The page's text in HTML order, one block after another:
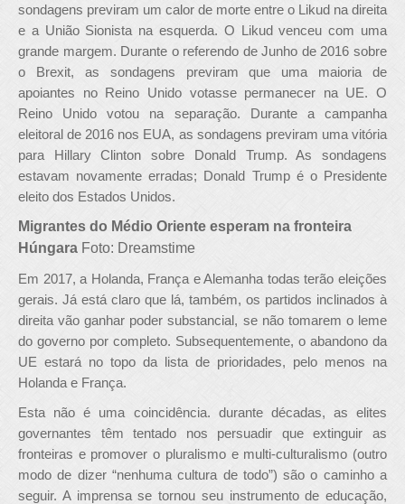
sondagens previram um calor de morte entre o Likud na direita
e a União Sionista na esquerda. O Likud venceu com uma
grande margem. Durante o referendo de Junho de 2016 sobre
o Brexit, as sondagens previram que uma maioria de
apoiantes no Reino Unido votasse permanecer na UE. O
Reino Unido votou na separação. Durante a campanha
eleitoral de 2016 nos EUA, as sondagens previram uma vitória
para Hillary Clinton sobre Donald Trump. As sondagens
estavam novamente erradas; Donald Trump é o Presidente
eleito dos Estados Unidos.
Migrantes do Médio Oriente esperam na fronteira
Húngara Foto: Dreamstime
Em 2017, a Holanda, França e Alemanha todas terão eleições
gerais. Já está claro que lá, também, os partidos inclinados à
direita vão ganhar poder substancial, se não tomarem o leme
do governo por completo. Subsequentemente, o abandono da
UE estará no topo da lista de prioridades, pelo menos na
Holanda e França.
Esta não é uma coincidência. durante décadas, as elites
governantes têm tentado nos persuadir que extinguir as
fronteiras e promover o pluralismo e multi-culturalismo (outro
modo de dizer “nenhuma cultura de todo”) são o caminho a
seguir. A imprensa se tornou seu instrumento de educação,